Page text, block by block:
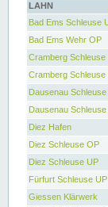
LAHN
Bad Ems Schleuse
Bad Ems Wehr OP
Cramberg Schleuse
Cramberg Schleuse
Dausenau
Dausenau Schleuse
Diez Hafen
Diez Schleuse OP
Diez Schleuse UP
Fürfurt Schleuse UP
Giessen Klärwerk